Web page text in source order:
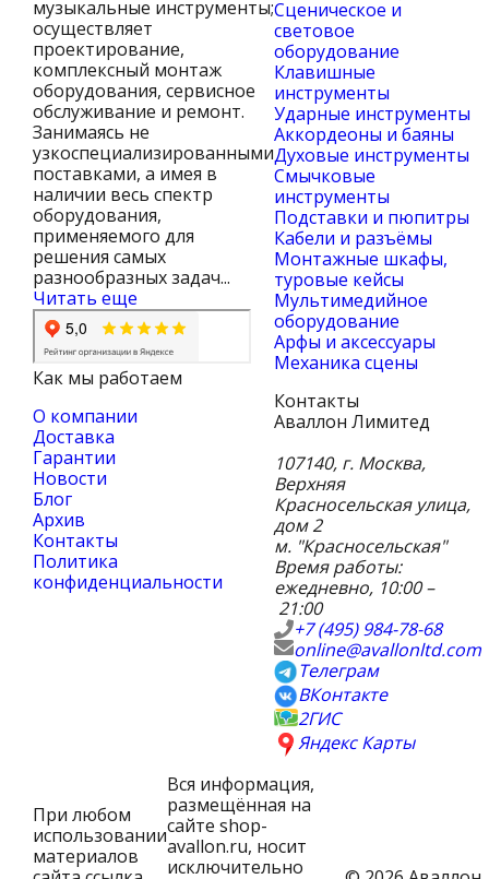
музыкальные инструменты;
осуществляет
проектирование,
комплексный монтаж
оборудования, сервисное
обслуживание и ремонт.
Занимаясь не
узкоспециализированными
поставками, а имея в
наличии весь спектр
оборудования,
применяемого для
решения самых
разнообразных задач...
Читать еще
Как мы работаем
О компании
Доставка
Гарантии
Новости
Блог
Архив
Контакты
Политика
конфиденциальности
Сценическое и
световое
оборудование
Клавишные
инструменты
Ударные инструменты
Аккордеоны и баяны
Духовые инструменты
Смычковые
инструменты
Подставки и пюпитры
Кабели и разъёмы
Монтажные шкафы,
туровые кейсы
Мультимедийное
оборудование
Арфы и аксессуары
Механика сцены
Контакты
Аваллон Лимитед
107140, г. Москва,
Верхняя
Красносельская улица,
дом 2
м. "Красносельская"
Время работы:
ежедневно, 10:00 –
21:00
+7 (495) 984-78-68
online@avallonltd.com
Телеграм
ВКонтакте
2ГИС
Яндекс Карты
При любом
использовании
материалов
Вся информация,
размещённая на
сайте shop-
avallon.ru, носит
исключительно